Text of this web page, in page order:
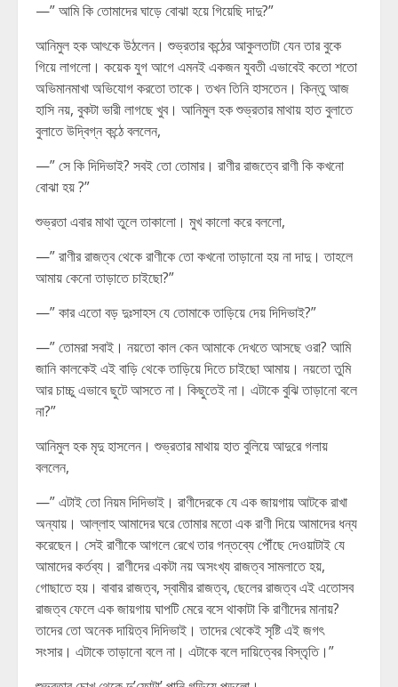
—” আমি কি তোমাদের ঘাড়ে বোঝা হয়ে গিয়েছি দাদু?”
আনিমুল হক আৎকে উঠলেন। শুভ্রতার কন্ঠের আকুলতাটা যেন তার বুকে
গিয়ে লাগলো। কয়েক যুগ আগে এমনই একজন যুবতী এভাবেই কতো শতো
অভিমানমাখা অভিযোগ করতো তাকে। তখন তিনি হাসতেন। কিন্তু আজ
হাসি নয়, বুকটা ভারী লাগছে খুব। আনিমুল হক শুভ্রতার মাথায় হাত বুলাতে
বুলাতে উদ্বিগ্ন কন্ঠে বললেন,
—” সে কি দিদিভাই? সবই তো তোমার। রাণীর রাজত্বে রাণী কি কখনো
বোঝা হয় ?”
শুভ্রতা এবার মাথা তুলে তাকালো। মুখ কালো করে বললো,
—” রাণীর রাজত্ব থেকে রাণীকে তো কখনো তাড়ানো হয় না দাদু। তাহলে
আমায় কেনো তাড়াতে চাইছো?”
—” কার এতো বড় দুঃসাহস যে তোমাকে তাড়িয়ে দেয় দিদিভাই?”
—” তোমরা সবাই। নয়তো কাল কেন আমাকে দেখতে আসছে ওরা? আমি
জানি কালকেই এই বাড়ি থেকে তাড়িয়ে দিতে চাইছো আমায়। নয়তো তুমি
আর চাচ্চু এভাবে ছুটে আসতে না। কিছুতেই না। এটাকে বুঝি তাড়ানো বলে
না?”
আনিমুল হক মৃদু হাসলেন। শুভ্রতার মাথায় হাত বুলিয়ে আদুরে গলায়
বললেন,
—” এটাই তো নিয়ম দিদিভাই। রাণীদেরকে যে এক জায়গায় আটকে রাখা
অন্যায়। আল্লাহ আমাদের ঘরে তোমার মতো এক রাণী দিয়ে আমাদের ধন্য
করেছেন। সেই রাণীকে আগলে রেখে তার গন্তব্যে পৌঁছে দেওয়াটাই যে
আমাদের কর্তব্য। রাণীদের একটা নয় অসংখ্য রাজত্ব সামলাতে হয়,
গোছাতে হয়। বাবার রাজত্ব, স্বামীর রাজত্ব, ছেলের রাজত্ব এই এতোসব
রাজত্ব ফেলে এক জায়গায় ঘাপটি মেরে বসে থাকাটা কি রাণীদের মানায়?
তাদের তো অনেক দায়িত্ব দিদিভাই। তাদের থেকেই সৃষ্টি এই জগৎ
সংসার। এটাকে তাড়ানো বলে না। এটাকে বলে দায়িত্বের বিস্তৃতি।”